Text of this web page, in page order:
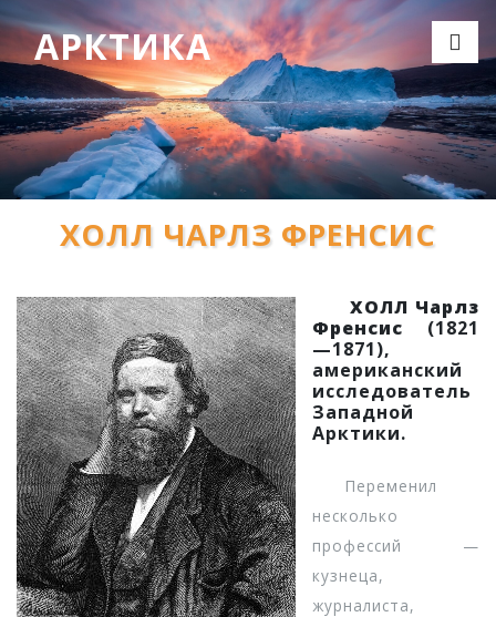
АРКТИКА
ХОЛЛ ЧАРЛЗ ФРЕНСИС
ХОЛЛ Чарлз
Френсис (1821
—1871),
американский
исследователь
Западной
Арктики.
Переменил
несколько
профессий —
кузнеца,
журналиста,